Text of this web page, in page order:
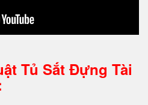
Tủ Sắt Đựng Tài